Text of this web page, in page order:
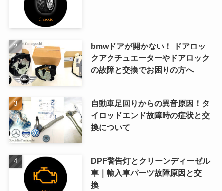
bmwドアが開かない！ ドアロッ
クアクチュエーターやドアロック
の故障と交換でお困りの方へ
自動車足回りからの異音原因！タ
イロッドエンド故障時の症状と交
換について
DPF警告灯とクリーンディーゼル
車｜輸入車パーツ故障原因と交
換